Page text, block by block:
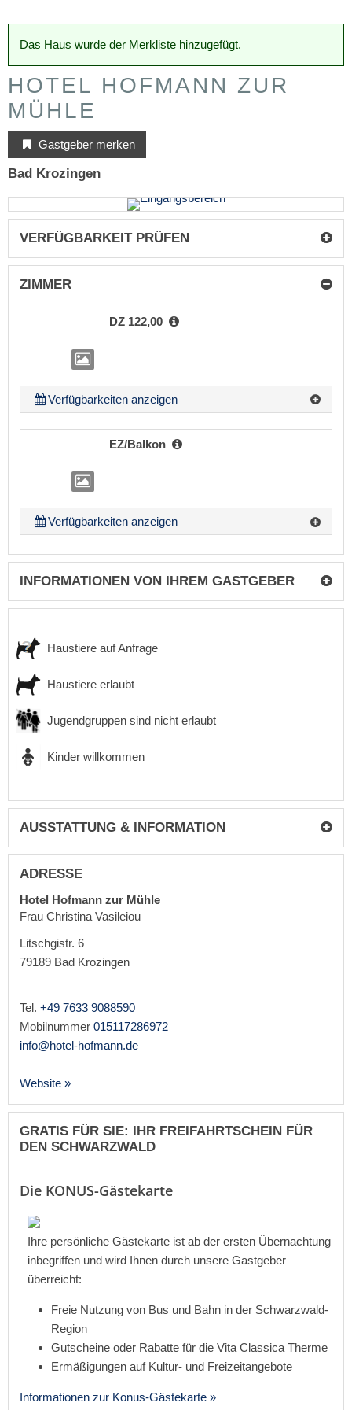
Das Haus wurde der Merkliste hinzugefügt.
HOTEL HOFMANN ZUR
MÜHLE
Gastgeber merken
Bad Krozingen
VERFÜGBARKEIT PRÜFEN
ZIMMER
DZ 122,00
Verfügbarkeiten anzeigen
EZ/Balkon
Verfügbarkeiten anzeigen
INFORMATIONEN VON IHREM GASTGEBER
Haustiere auf Anfrage
Haustiere erlaubt
Jugendgruppen sind nicht erlaubt
Kinder willkommen
AUSSTATTUNG & INFORMATION
ADRESSE
Hotel Hofmann zur Mühle
Frau Christina Vasileiou
Litschgistr. 6
79189 Bad Krozingen
Tel. +49 7633 9088590
Mobilnummer 015117286972
info@hotel-hofmann.de
Website »
GRATIS FÜR SIE: IHR FREIFAHRTSCHEIN FÜR
DEN SCHWARZWALD
Die KONUS-Gästekarte
Ihre persönliche Gästekarte ist ab der ersten Übernachtung
inbegriffen und wird Ihnen durch unsere Gastgeber
überreicht:
Freie Nutzung von Bus und Bahn in der Schwarzwald-
Region
Gutscheine oder Rabatte für die Vita Classica Therme
Ermäßigungen auf Kultur- und Freizeitangebote
Informationen zur Konus-Gästekarte »